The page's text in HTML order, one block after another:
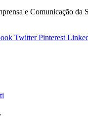
e Comunicação da
Twitter Pinterest